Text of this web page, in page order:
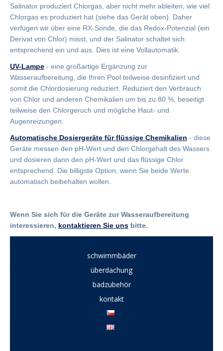
Salinator produziert Chlorgas, aber nicht mehr ableiten, wie viel
Chlorgas es produziert hat (siehe das Gerät oben). Daher
verfügen wir über eine RX-Sonde, die das Redox-Potenzial (ein
Derivat von Chlor) misst, und der Salinator schaltet sich
entsprechend ein und aus. Dies ist eine Vollautomatik.
UV-Lampe - eine großartige Ergänzung zur
Wasseraufbereitung, die Ihren Pool teilweise desinfiziert und
somit die Chlordosierung reduziert. Reduziert den Verbrauch
von Chlor und anderen Chemikalien um bis zu 80 %, beseitigt
teilweise den Chlorgeruch und mögliche Haut- und
Augenreizungen.
Automatische Dosiergeräte für flüssige Chemikalien - diese
Geräte messen den pH-Wert und den Chlorgehalt des Wassers
und dosieren dann den pH-Wert und das flüssige Chlor
entsprechend. Die billigste Option, wenn Sie beide Werte
automatisch beibehalten wollen.
Wenn Sie sich für die Geräte zur Wasseraufbereitung
interessieren, kontaktieren Sie uns bitte.
schwimmbäder
überdachung
badzubehör
kontakt